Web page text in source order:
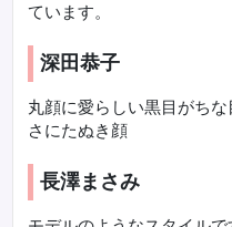
ています。
深田恭子
丸顔に愛らしい黒目がち
さにたぬき顔
長澤まさみ